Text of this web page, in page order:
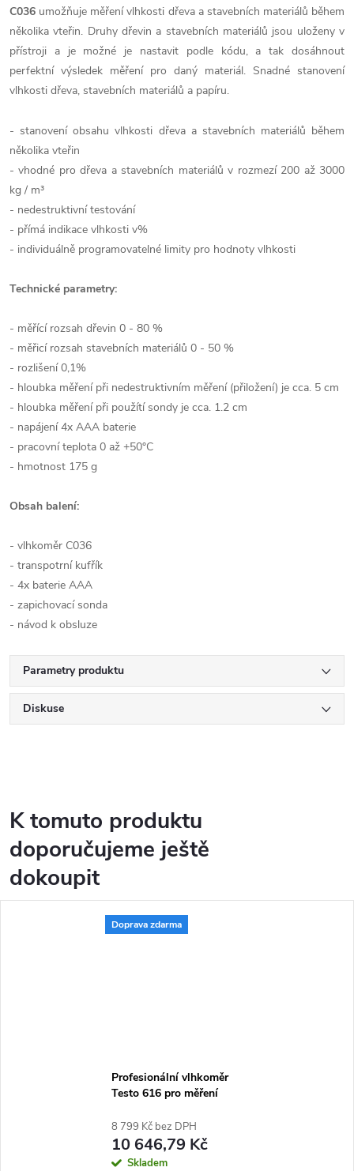
C036 umožňuje měření vlhkosti dřeva a stavebních materiálů během
několika vteřin. Druhy dřevin a stavebních materiálů jsou uloženy v
přístroji a je možné je nastavit podle kódu, a tak dosáhnout
perfektní výsledek měření pro daný materiál. Snadné stanovení
vlhkosti dřeva, stavebních materiálů a papíru.
- stanovení obsahu vlhkosti dřeva a stavebních materiálů během
několika vteřin
- vhodné pro dřeva a stavebních materiálů v rozmezí 200 až 3000
kg / m³
- nedestruktivní testování
- přímá indikace vlhkosti v%
- individuálně programovatelné limity pro hodnoty vlhkosti
Technické parametry:
- měřící rozsah dřevin 0 - 80 %
- měřicí rozsah stavebních materiálů 0 - 50 %
- rozlišení 0,1%
- hloubka měření při nedestruktivním měření (přiložení) je cca. 5 cm
- hloubka měření při použítí sondy je cca. 1.2 cm
- napájení 4x AAA baterie
- pracovní teplota 0 až +50°C
- hmotnost 175 g
Obsah balení:
- vlhkoměr C036
- transpotrní kufřík
- 4x baterie AAA
- zapichovací sonda
- návod k obsluze
Parametry produktu
Diskuse
K tomuto produktu
doporučujeme ještě
dokoupit
Doprava zdarma
Profesionální vlhkoměr
Testo 616 pro měření
materiálů a dřeva
8 799 Kč bez DPH
10 646,79 Kč
Skladem